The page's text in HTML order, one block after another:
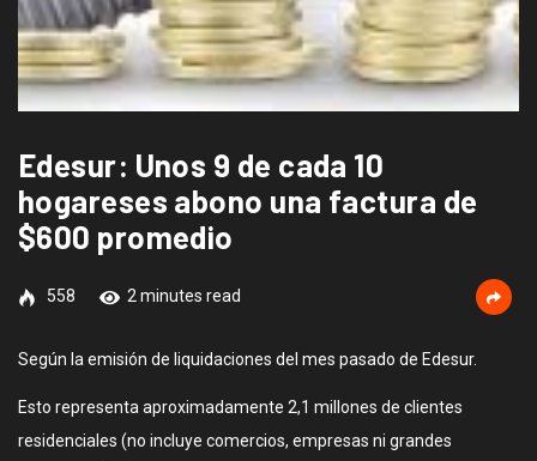
Edesur: Unos 9 de cada 10
hogareses abono una factura de
$600 promedio
558 2 minutes read
Según la emisión de liquidaciones del mes pasado de Edesur.
Esto representa aproximadamente 2,1 millones de clientes
residenciales (no incluye comercios, empresas ni grandes